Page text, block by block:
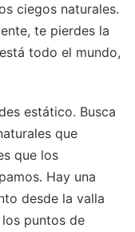
ciegos naturales.
te pierdes la
todo el mundo,
estático. Busca
que
que los
Hay una
desde la valla
puntos de